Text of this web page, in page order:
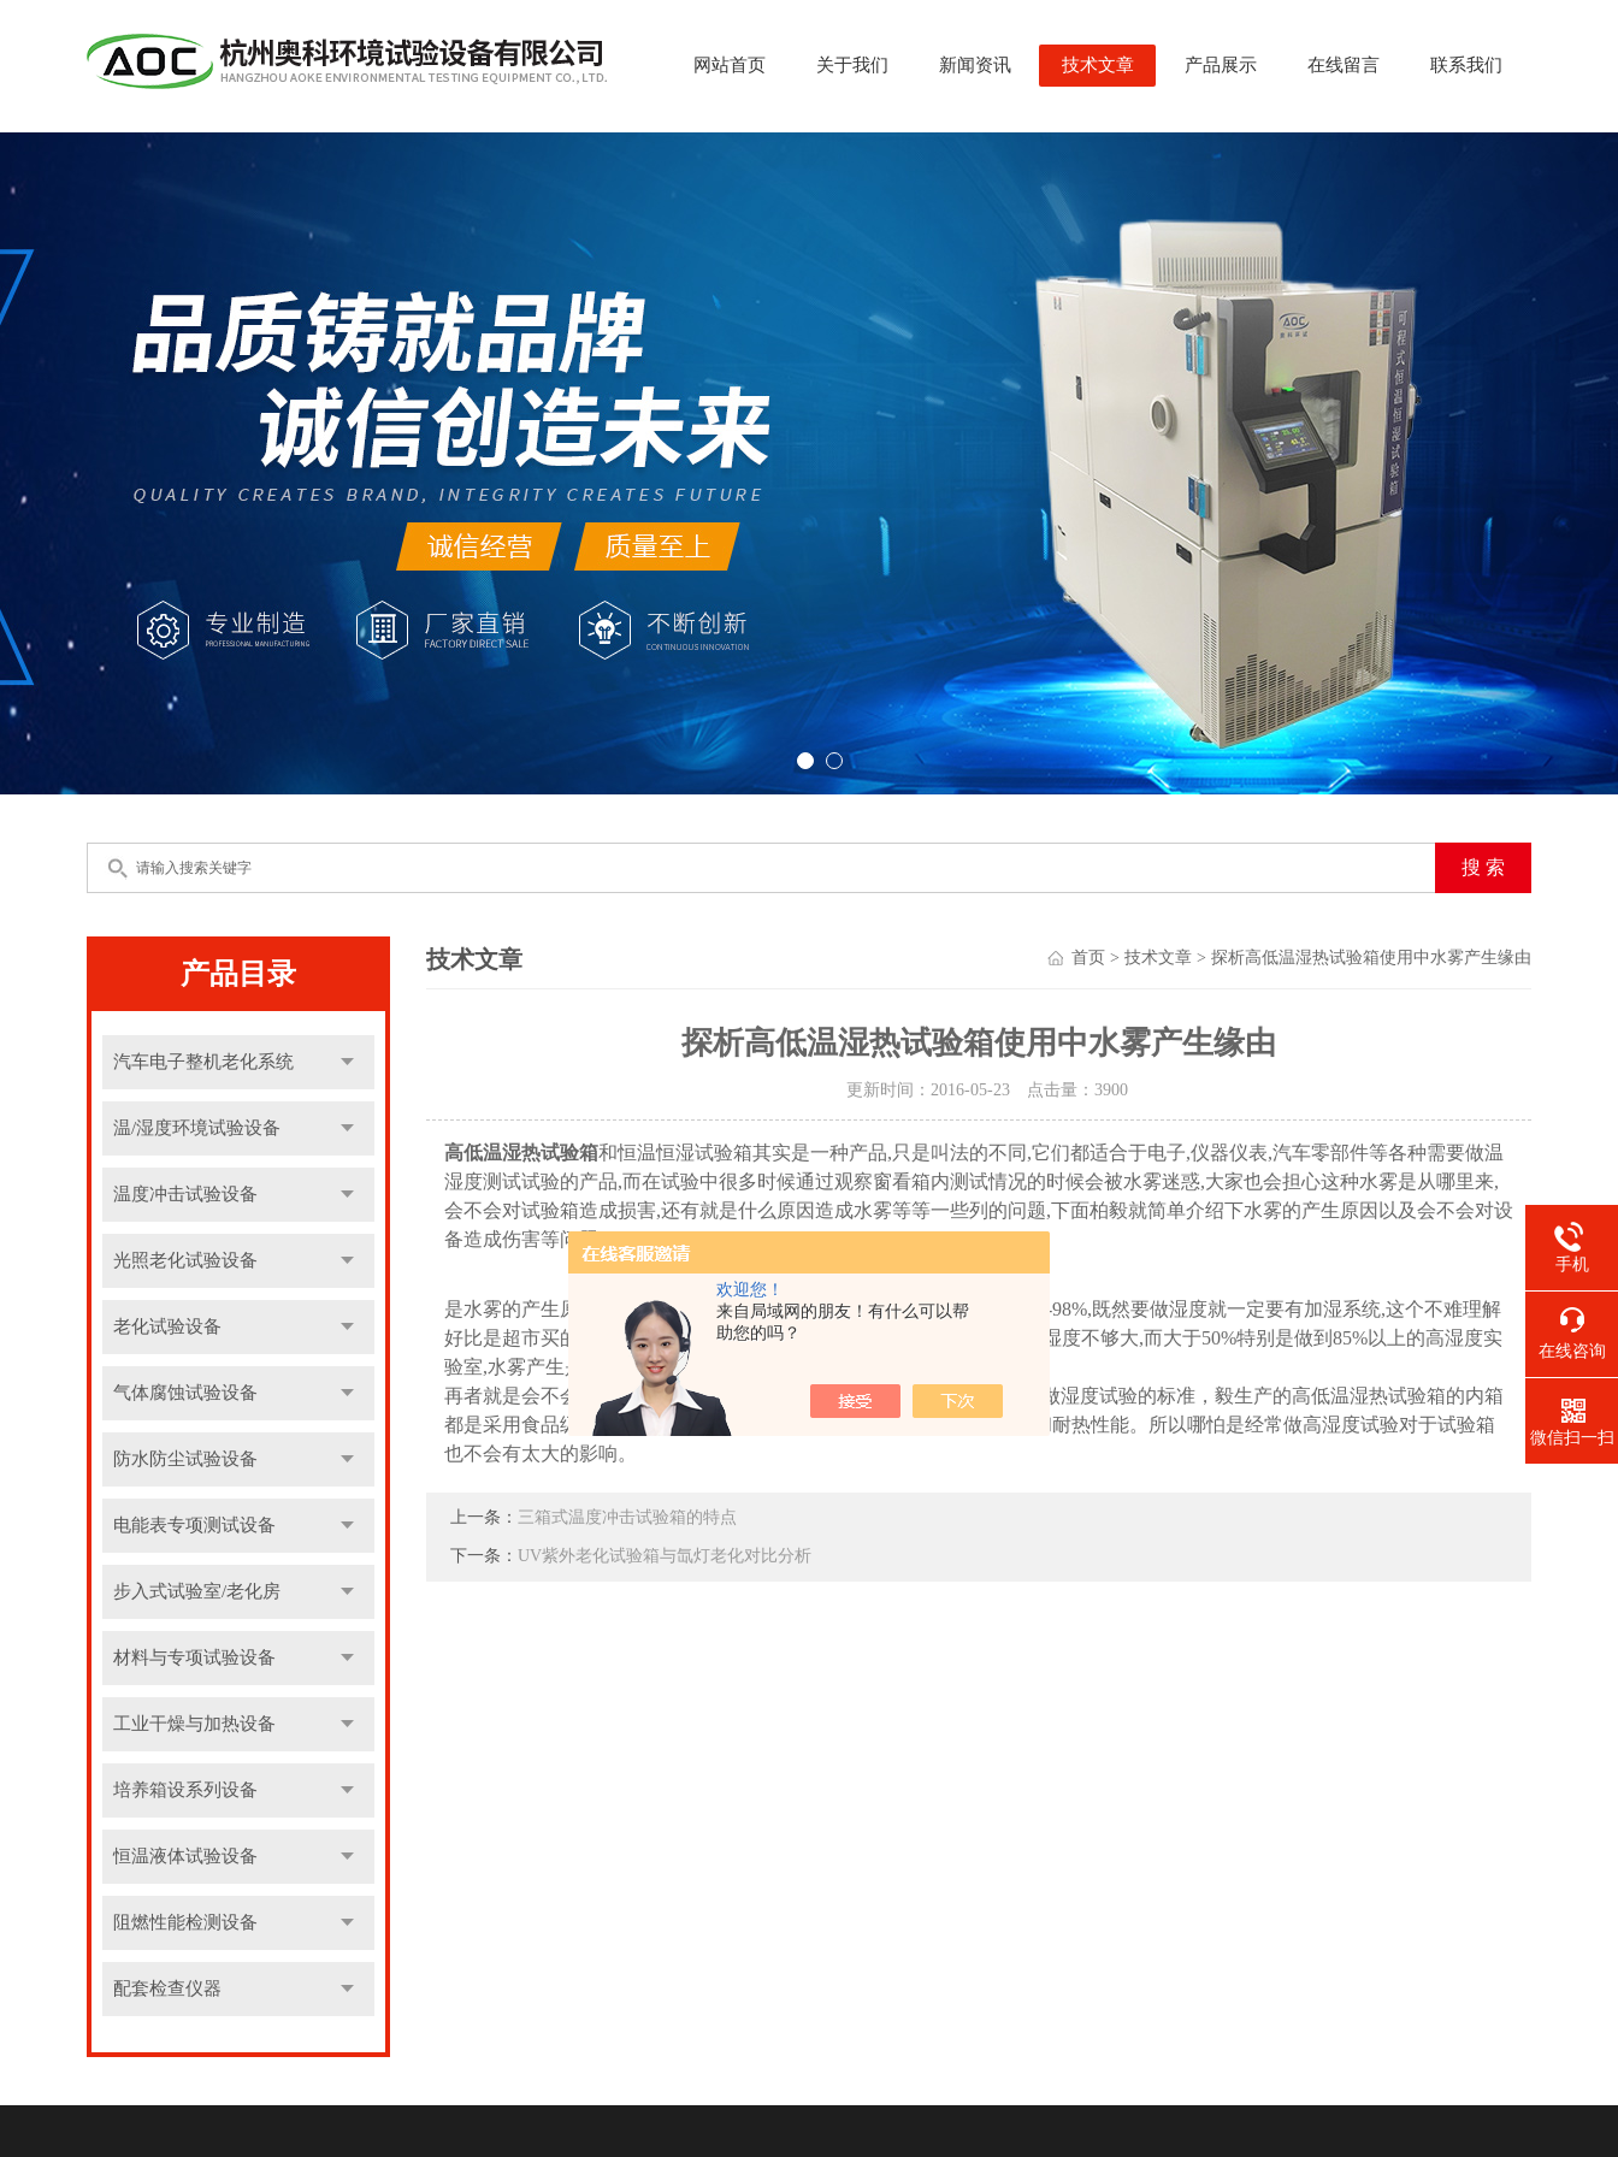
欢迎您！
来自局域网的朋友！有什么可以帮
助您的吗？
网站首页 关于我们 新闻资讯 技术文章 产品展示 在线留言 联系我们
产品目录
汽车电子整机老化系统
温/湿度环境试验设备
温度冲击试验设备
光照老化试验设备
老化试验设备
气体腐蚀试验设备
防水防尘试验设备
电能表专项测试设备
步入式试验室/老化房
材料与专项试验设备
工业干燥与加热设备
培养箱设系列设备
恒温液体试验设备
阻燃性能检测设备
配套检查仪器
技术文章 首页 > 技术文章 > 探析高低温湿热试验箱使用中水雾产生缘由
探析高低温湿热试验箱使用中水雾产生缘由
更新时间：2016-05-23 点击量： 3900
高低温湿热试验箱和恒温恒湿试验箱其实是一种产品,只是叫法的不同,它们都适合于电子,仪器仪表,汽车零部件等各种需要做温
湿度测试试验的产品,而在试验中很多时候通过观察窗看箱内测试情况的时候会被水雾迷惑,大家也会担心这种水雾是从哪里来,
会不会对试验箱造成损害,还有就是什么原因造成水雾等等一些列的问题,下面柏毅就简单介绍下水雾的产生原因以及会不会对设
备造成伤害等问题.
是水雾的产生原因,高低温湿热试验箱根据试验标准的不同湿度可以是20-98%,既然要做湿度就一定要有加湿系统,这个不难理解
好比是超市买的加湿器,而湿度低于50%的情况下是不会产生水雾的因为湿度不够大,而大于50%特别是做到85%以上的高湿度实
验室,水雾产生是在所难免的,所以不必过于紧张.
再者就是会不会对试验箱产品影响，这就要看试验箱的本身是不是符合做湿度试验的标准，毅生产的高低温湿热试验箱的内箱
都是采用食品级原理SU304镜面板， 304不锈钢的有着非常强的耐腐蚀和耐热性能。所以哪怕是经常做高湿度试验对于试验箱
也不会有太大的影响。
上一条： 三箱式温度冲击试验箱的特点
下一条： UV紫外老化试验箱与氙灯老化对比分析
手机
在线咨询
微信扫一扫